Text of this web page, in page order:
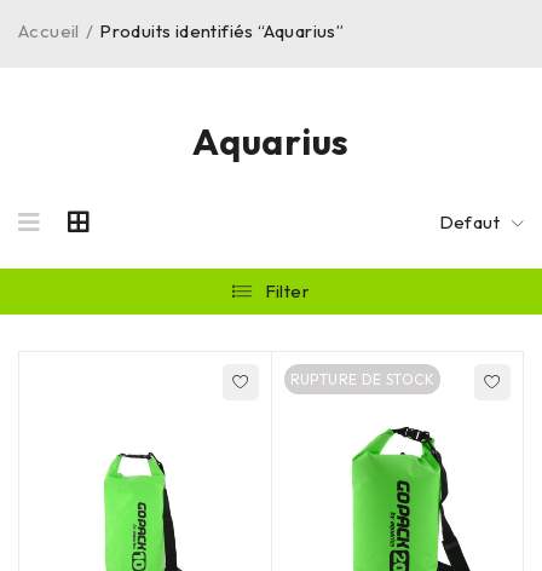
Aquarius
Accueil / Produits identifiés “Aquarius”
Defaut
Filter
RUPTURE DE STOCK